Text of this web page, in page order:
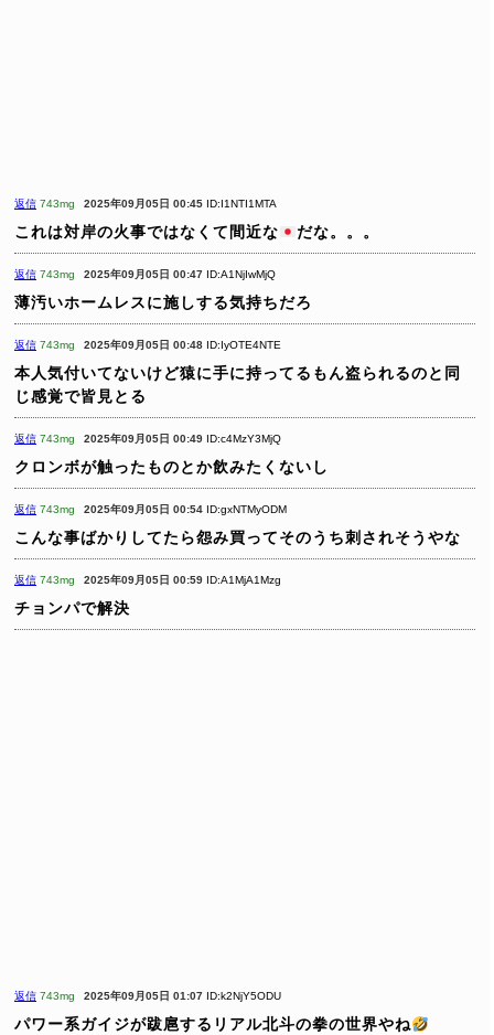
返信 743mg 2025年09月05日 00:45 ID:I1NTI1MTA
これは対岸の火事ではなくて間近な だな。。。
返信 743mg 2025年09月05日 00:47 ID:A1NjIwMjQ
薄汚いホームレスに施しする気持ちだろ
返信 743mg 2025年09月05日 00:48 ID:IyOTE4NTE
本人気付いてないけど猿に手に持ってるもん盗られるのと同
じ感覚で皆見とる
返信 743mg 2025年09月05日 00:49 ID:c4MzY3MjQ
クロンボが触ったものとか飲みたくないし
返信 743mg 2025年09月05日 00:54 ID:gxNTMyODM
こんな事ばかりしてたら怨み買ってそのうち刺されそうやな
返信 743mg 2025年09月05日 00:59 ID:A1MjA1Mzg
チョンパで解決
返信 743mg 2025年09月05日 01:07 ID:k2NjY5ODU
パワー系ガイジが跋扈するリアル北斗の拳の世界やね